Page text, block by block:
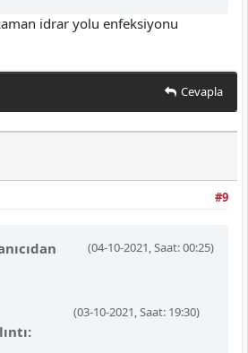
idrar yolu enfeksiyonu
Cevapla
#9
(04-10-2021, Saat: 00:25)
(03-10-2021, Saat: 19:30)